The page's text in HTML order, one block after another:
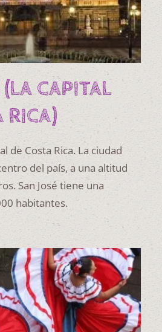
CAPITAL
RICA)
de Costa Rica. La ciudad
del país, a una altitud
San José tiene una
habitantes.